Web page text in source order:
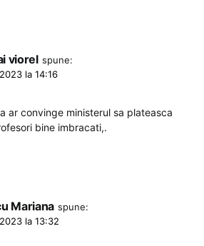
viorel spune:
la 14:16
ar convinge ministerul sa plateasca
bine imbracati,.
Mariana spune:
la 13:32